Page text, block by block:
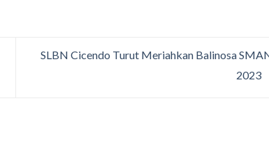
SLBN Cicendo Turut Meriahkan Balinosa
2023